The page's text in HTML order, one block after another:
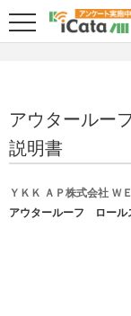
アウタールー
説明書
ＹＫＫ ＡＰ株式会社 Ｗ
アウタールーフ ロール